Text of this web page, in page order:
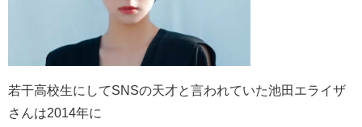
若干高校生にしてSNSの天才と言われていた池田エライザ
さんは2014年に